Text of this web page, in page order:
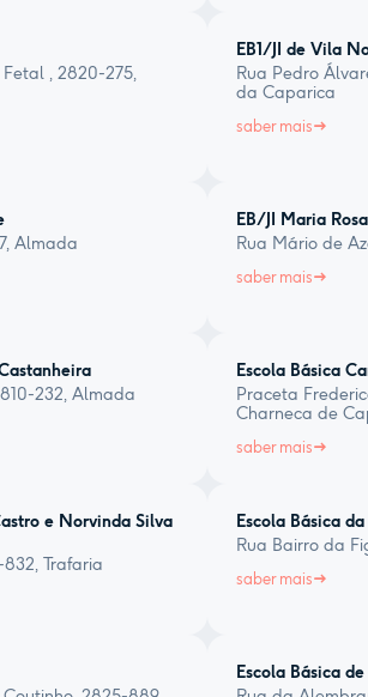
, 2820-275,
EB1/JI de Vila
Rua Pedro
da Caparica
saber mais
Almada
EB/JI Maria
Rua Mário de
saber mais
232, Almada
Escola Básica
Praceta
Charneca de
saber mais
e Norvinda Silva
Trafaria
Escola Básica
Rua Bairro da
saber mais
Escola Básica